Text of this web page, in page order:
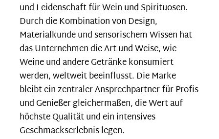
und Leidenschaft für Wein und Spirituosen.
Durch die Kombination von Design,
Materialkunde und sensorischem Wissen hat
das Unternehmen die Art und Weise, wie
Weine und andere Getränke konsumiert
werden, weltweit beeinflusst. Die Marke
bleibt ein zentraler Ansprechpartner für Profis
und Genießer gleichermaßen, die Wert auf
höchste Qualität und ein intensives
Geschmackserlebnis legen.